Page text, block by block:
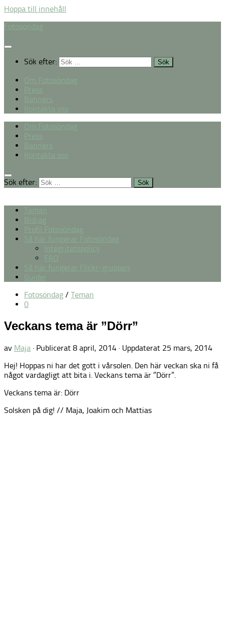
Hoppa till innehåll
Fotosöndag
Sök efter:
Om Fotosöndag
Press
Banners
Kontakta oss
Om Fotosöndag
Press
Banners
Kontakta oss
Sök efter:
Teman
Bidrag
Profil Fotosöndag
Så här fungerar Fotosöndag
Integritetspolicy
FAQ
Så här fungerar Flickr-gruppen
Guider
Fotosöndag / Teman
0
Veckans tema är ”Dörr”
av Maja · Publicerat 8 april, 2014 · Uppdaterat 25 mars, 2014
Hej! Hoppas ni har det gott i vårsolen. Den här veckan ska ni få
något vardagligt att bita i. Veckans tema är ”Dörr”.
Veckans tema är: Dörr
Solsken på dig! // Maja, Joakim och Mattias